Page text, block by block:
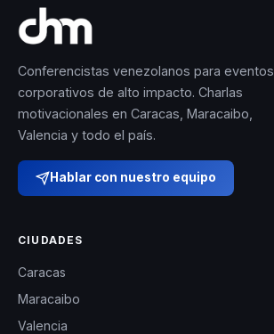
Conferencistas venezolanos para eventos
corporativos de alto impacto. Charlas
motivacionales en Caracas, Maracaibo,
Valencia y todo el país.
Hablar con nuestro equipo
CIUDADES
Caracas
Maracaibo
Valencia